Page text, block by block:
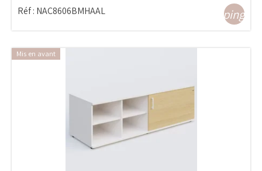
Réf : NAC8606BMHAAL
Mis en avant